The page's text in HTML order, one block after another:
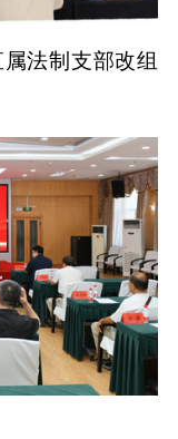
法制支部改组